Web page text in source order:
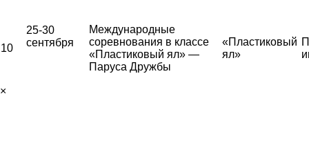
10
25-30
сентября
Международные
соревнования в классе
«Пластиковый ял» —
Паруса Дружбы
«Пластиковый
ял»
×